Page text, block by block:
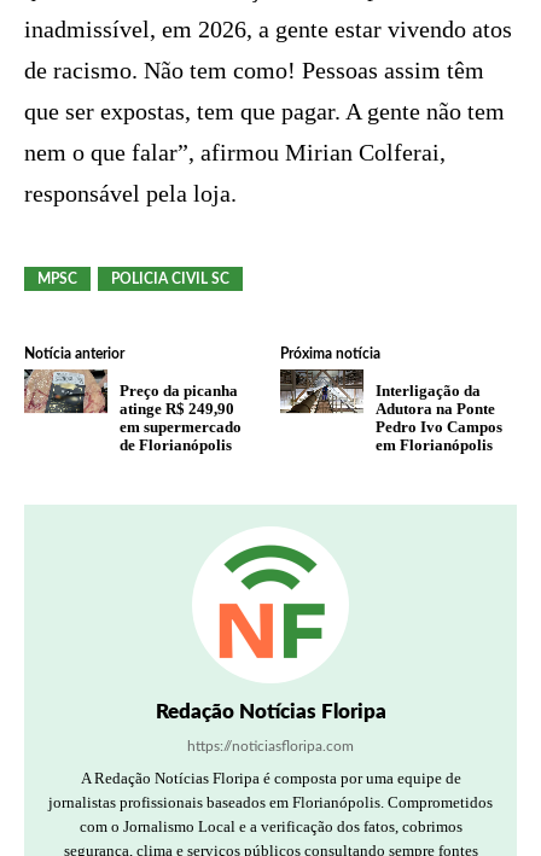
inadmissível, em 2026, a gente estar vivendo atos
de racismo. Não tem como! Pessoas assim têm
que ser expostas, tem que pagar. A gente não tem
nem o que falar”, afirmou Mirian Colferai,
responsável pela loja.
MPSC POLICIA CIVIL SC
Notícia anterior
Preço da picanha
atinge R$ 249,90
em supermercado
de Florianópolis
Próxima notícia
Interligação da
Adutora na Ponte
Pedro Ivo Campos
em Florianópolis
Redação Notícias Floripa
https://noticiasfloripa.com
A Redação Notícias Floripa é composta por uma equipe de
jornalistas profissionais baseados em Florianópolis. Comprometidos
com o Jornalismo Local e a verificação dos fatos, cobrimos
segurança, clima e serviços públicos consultando sempre fontes